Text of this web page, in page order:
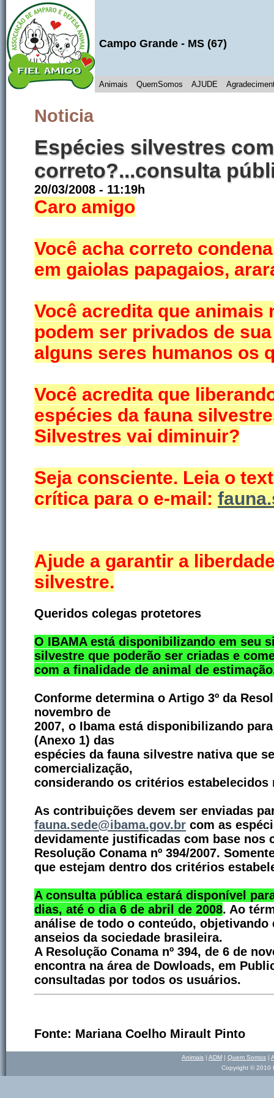
Campo Grande - MS (67)
Animais QuemSomos AJUDE
Noticia
Espécies silvestres
correto?...consulta
20/03/2008 - 11:19h
Caro amigo
Você acha correto
em gaiolas papagaios,
Você acredita que
podem ser privados de
alguns seres humanos os
Você acredita que
espécies da fauna
Silvestres vai diminuir?
Seja consciente. Leia o
crítica para o e-mail:
Ajude a garantir a
silvestre.
Queridos colegas protetores
O IBAMA está disponibilizando em seu
silvestre que poderão ser criadas e
com a finalidade de animal de
Conforme determina o Artigo 3º da
novembro de
2007, o Ibama está disponibilizando
(Anexo 1) das
espécies da fauna silvestre nativa que
comercialização,
considerando os critérios estabelecidos
As contribuições devem ser enviadas
fauna.sede@ibama.gov.br com as
devidamente justificadas com base nos
Resolução Conama nº 394/2007.
que estejam dentro dos critérios
A consulta pública estará disponível
dias, até o dia 6 de abril de 2008. Ao
análise de todo o conteúdo,
anseios da sociedade brasileira.
A Resolução Conama nº 394, de 6 de
encontra na área de Dowloads, em
consultadas por todos os usuários.
Fonte: Mariana Coelho Mirault Pinto
Animais | ADM | Quem Somos |
Copyright © 2010